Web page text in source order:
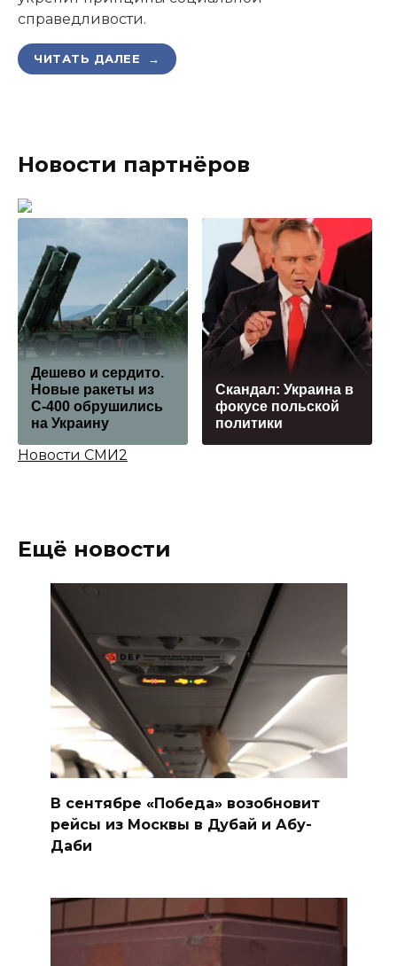
справедливости.
ЧИТАТЬ ДАЛЕЕ →
Новости партнёров
Дешево и сердито.
Новые ракеты из
С-400 обрушились
на Украину
Скандал: Украина в
фокусе польской
политики
Новости СМИ2
Ещё новости
В сентябре «Победа» возобновит
рейсы из Москвы в Дубай и Абу-
Даби